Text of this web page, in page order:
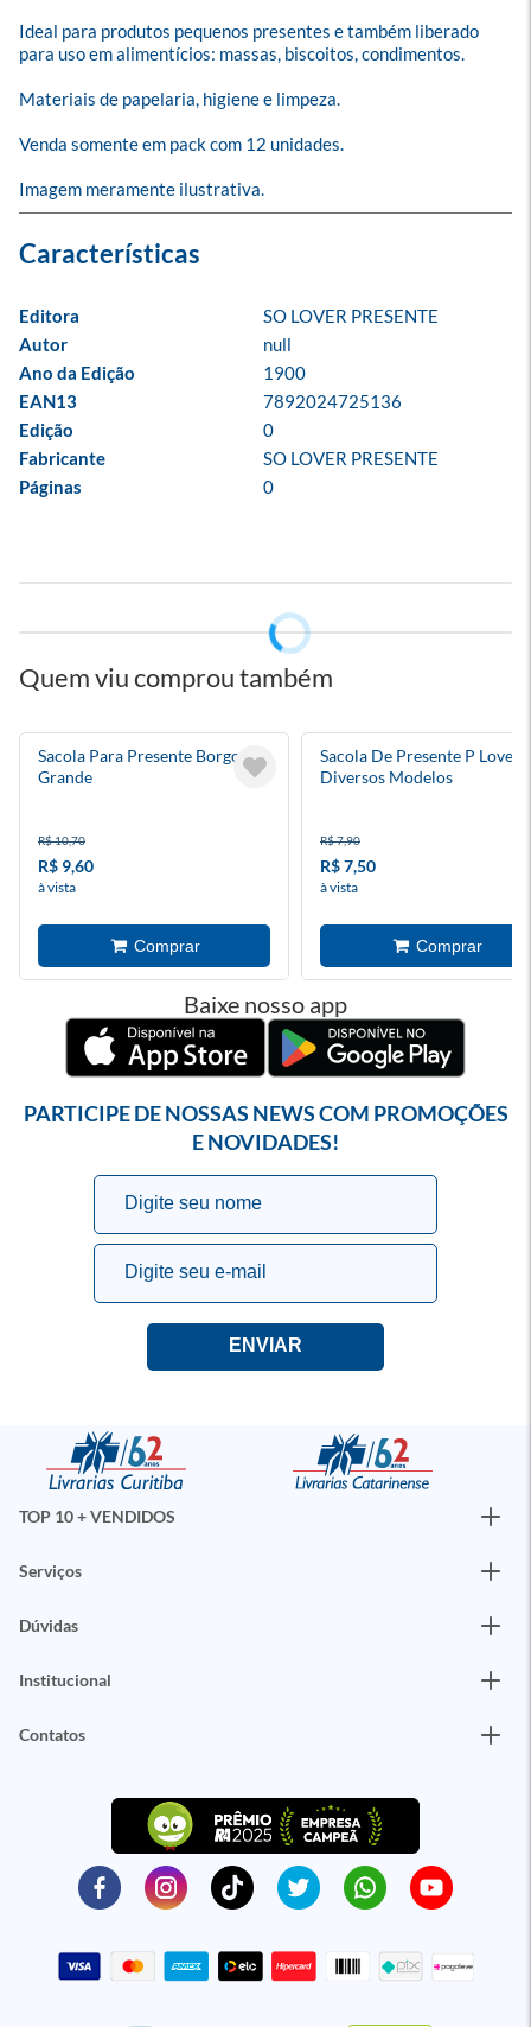
Ideal para produtos pequenos presentes e também liberado
para uso em alimentícios: massas, biscoitos, condimentos.
Materiais de papelaria, higiene e limpeza.
Venda somente em pack com 12 unidades.
Imagem meramente ilustrativa.
Editora
SO LOVER PRESENTE
Autor
null
Ano da Edição
1900
EAN13
7892024725136
Edição
0
Fabricante
SO LOVER PRESENTE
Páginas
0
Quem viu comprou também
Sacola Para Presente Borgonha
Grande
R$ 10,70
R$ 9,60
à vista
Sacola De Presente P Love
Diversos Modelos
R$ 7,90
R$ 7,50
à vista
Baixe nosso app
PARTICIPE DE NOSSAS NEWS COM PROMOÇÕES
E NOVIDADES!
TOP 10 + VENDIDOS
Serviços
Dúvidas
Institucional
Contatos